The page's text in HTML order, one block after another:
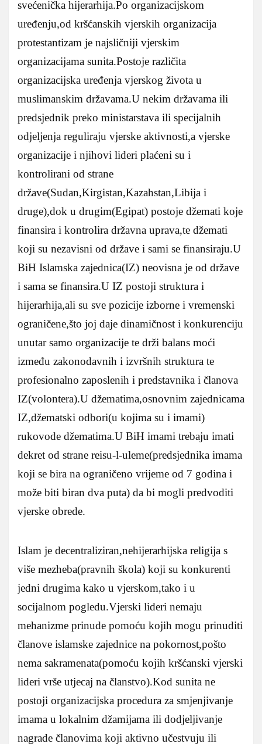
svećenička hijerarhija.Po organizacijskom
uređenju,od kršćanskih vjerskih organizacija
protestantizam je najsličniji vjerskim
organizacijama sunita.Postoje različita
organizacijska uređenja vjerskog života u
muslimanskim državama.U nekim državama ili
predsjednik preko ministarstava ili specijalnih
odjeljenja reguliraju vjerske aktivnosti,a vjerske
organizacije i njihovi lideri plaćeni su i
kontrolirani od strane
države(Sudan,Kirgistan,Kazahstan,Libija i
druge),dok u drugim(Egipat) postoje džemati koje
finansira i kontrolira državna uprava,te džemati
koji su nezavisni od države i sami se finansiraju.U
BiH Islamska zajednica(IZ) neovisna je od države
i sama se finansira.U IZ postoji struktura i
hijerarhija,ali su sve pozicije izborne i vremenski
ograničene,što joj daje dinamičnost i konkurenciju
unutar samo organizacije te drži balans moći
između zakonodavnih i izvršnih struktura te
profesionalno zaposlenih i predstavnika i članova
IZ(volontera).U džematima,osnovnim zajednicama
IZ,džematski odbori(u kojima su i imami)
rukovode džematima.U BiH imami trebaju imati
dekret od strane reisu-l-uleme(predsjednika imama
koji se bira na ograničeno vrijeme od 7 godina i
može biti biran dva puta) da bi mogli predvoditi
vjerske obrede.
Islam je decentraliziran,nehijerarhijska religija s
više mezheba(pravnih škola) koji su konkurenti
jedni drugima kako u vjerskom,tako i u
socijalnom pogledu.Vjerski lideri nemaju
mehanizme prinude pomoću kojih mogu prinuditi
članove islamske zajednice na pokornost,pošto
nema sakramenata(pomoću kojih kršćanski vjerski
lideri vrše utjecaj na članstvo).Kod sunita ne
postoji organizacijska procedura za smjenjivanje
imama u lokalnim džamijama ili dodjeljivanje
nagrade članovima koji aktivno učestvuju ili